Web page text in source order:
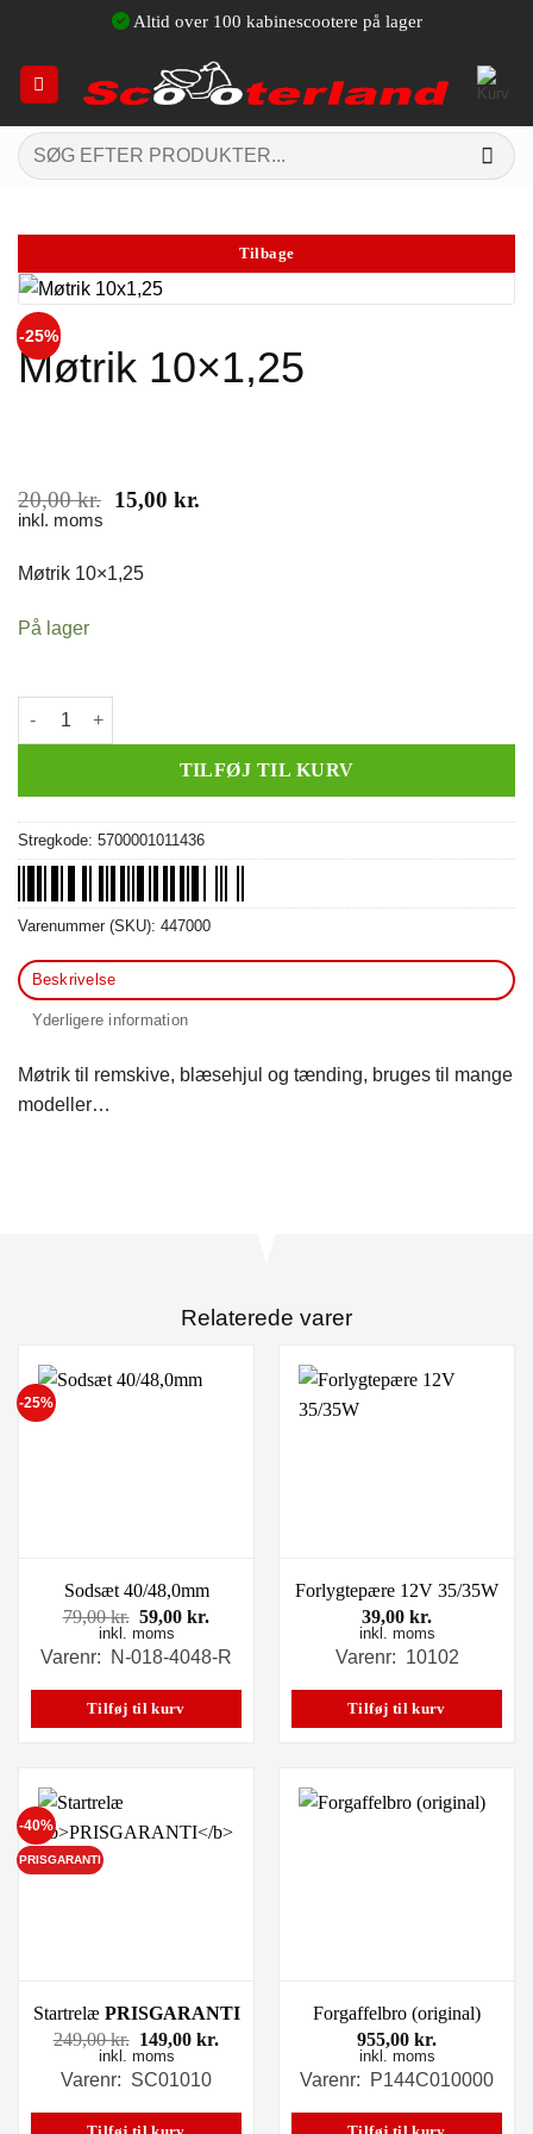
indhold
Altid over 100 kabinescootere på lager
Søg
efter:
Tilbage
-25%
Møtrik 10×1,25
20,00kr. Den
var:
20,00 kr..
15,00 kr.Den
inkl. moms
Møtrik 10×1,25
På lager
Møtrik 10x1,25 antal
TILFØJ TIL KURV
Stregkode: 5700001011436
Varenummer (SKU): 447000
Beskrivelse
Yderligere information
Møtrik til remskive, blæsehjul og tænding, bruges til mange
modeller…
Relaterede varer
-25%
Sodsæt 40/48,0mm
79,00kr. Den
oprindelige
pris
79,00 kr..
59,00kr.
pris
59,00 kr..
inkl. moms
Varenr: N-018-4048-R
Tilføj til kurv
Forlygtepære 12V 35/35W
39,00 kr.
inkl. moms
Varenr: 10102
Tilføj til kurv
-40%
PRISGARANTI
Startrelæ PRISGARANTI
249,00kr. Den
oprindelige
pris
249,00 kr..
149,00kr.
149,00 kr..
inkl. moms
Varenr: SC01010
Forgaffelbro (original)
955,00 kr.
inkl. moms
Varenr: P144C010000